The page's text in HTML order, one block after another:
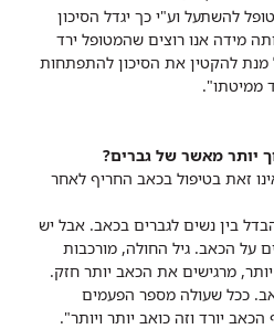
להשתעל וע"י כך יגדל הסיכון
מידה אנו רוצים שהמטופל ירד
מנת להקטין את הסיכון להתפתחות
ממיטתו".
יותר מאשר של גברים?
זאת בטיפול בכאב החריף לאחר
בין נשים לגברים בכאב. אבל יש
על הכאב. גיל החולה, מורכבות
מרגישים את הכאב יותר חזק.
ככל שעולה מספר הפעמים
יורד וזה כואב יותר ויותר".